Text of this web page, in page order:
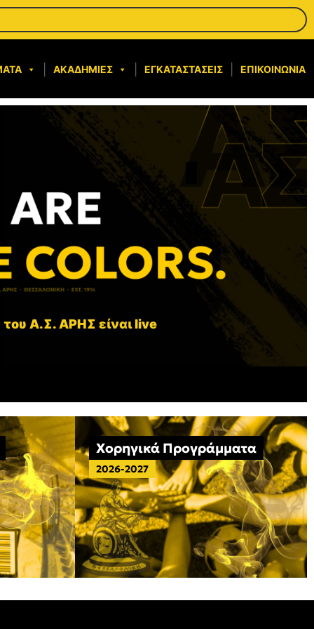
ΑΚΑΔΗΜΊΕΣ ΕΓΚΑΤΑΣΤΆΣΕΙΣ ΕΠΙΚΟΙΝΩΝΊΑ
του Α.Σ. ΑΡΗΣ είναι live
Χορηγικά Προγράμματα
2026-2027